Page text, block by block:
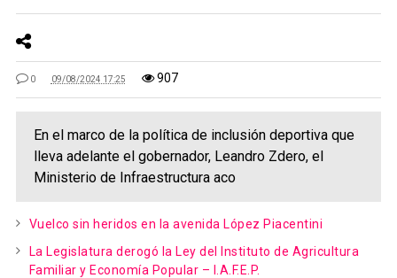
0 09/08/2024 17:25 907
En el marco de la política de inclusión deportiva que
lleva adelante el gobernador, Leandro Zdero, el
Ministerio de Infraestructura aco
Vuelco sin heridos en la avenida López Piacentini
La Legislatura derogó la Ley del Instituto de Agricultura
Familiar y Economía Popular – I.A.F.E.P.